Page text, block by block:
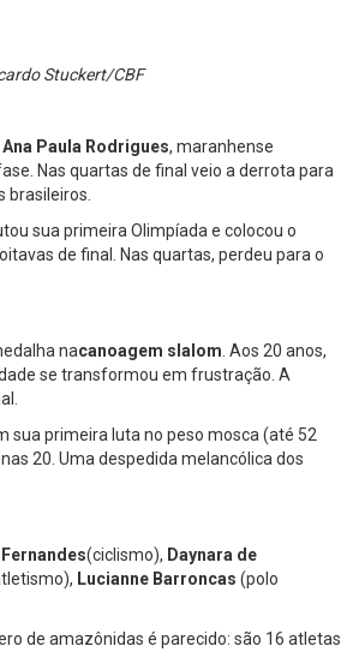
Stuckert/CBF
Ana Paula Rodrigues, maranhense
Nas quartas de final veio a derrota para
brasileiros.
sua primeira Olimpíada e colocou o
de final. Nas quartas, perdeu para o
nacanoagem slalom . Aos 20 anos,
se transformou em frustração. A
sua primeira luta no peso mosca (até 52
20. Uma despedida melancólica dos
(ciclismo), Daynara de
Lucianne Barroncas (polo
de amazônidas é parecido: são 16 atletas